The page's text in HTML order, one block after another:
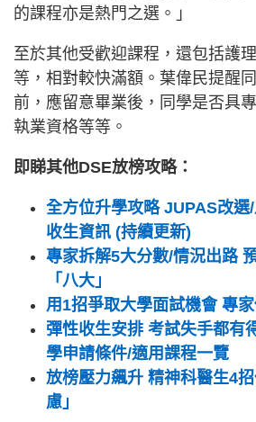
的課程亦是熱門之選。」
至於其他受歡迎課程，還包括護
等，相對較快滿額。葉偉民提醒
前，應留意畢業後，同學是否具
執業資格等等。
即睇其他DSE放榜攻略：
全方位升學攻略 JUPAS改選
收生資訊 (持續更新)
專家拆解5大分數/情況出路
「八大」
用1招爭取大學面試機會 專
彈性收生安排 考試失手都有
學申請條件/適用課程一覽
放榜壓力飆升 精神科醫生4
慮」